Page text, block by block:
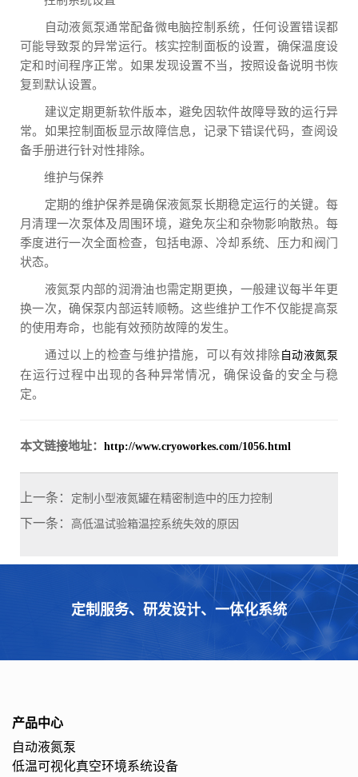
自动液氮泵通常配备微电脑控制系统，任何设置错误都
可能导致泵的异常运行。核实控制面板的设置，确保温度设
定和时间程序正常。如果发现设置不当，按照设备说明书恢
复到默认设置。
建议定期更新软件版本，避免因软件故障导致的运行异
常。如果控制面板显示故障信息，记录下错误代码，查阅设
备手册进行针对性排除。
维护与保养
定期的维护保养是确保液氮泵长期稳定运行的关键。每
月清理一次泵体及周围环境，避免灰尘和杂物影响散热。每
季度进行一次全面检查，包括电源、冷却系统、压力和阀门
状态。
液氮泵内部的润滑油也需定期更换，一般建议每半年更
换一次，确保泵内部运转顺畅。这些维护工作不仅能提高泵
的使用寿命，也能有效预防故障的发生。
通过以上的检查与维护措施，可以有效排除 自动液氮泵
在运行过程中出现的各种异常情况，确保设备的安全与稳
定。
本文链接地址： http://www.cryoworkes.com/1056.html
上一条： 定制小型液氮罐在精密制造中的压力控制
下一条： 高低温试验箱温控系统失效的原因
定制服务、研发设计、一体化系统
产品中心
自动液氮泵
低温可视化真空环境系统设备